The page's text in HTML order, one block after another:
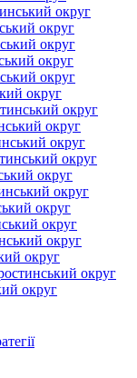
округ
округ
округ
округ
округ
округ
округ
округ
округ
округ
округ
округ
округ
округ
округ
округ
округ
округ